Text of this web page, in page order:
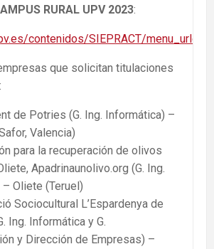
RURAL UPV 2023:
contenidos/SIEPRACT/
que solicitan titulaciones
de Potries (G. Ing. Informática) –
Valencia)
para la recuperación de olivos
Apadrinaunolivo.org (G. Ing.
Oliete (Teruel)
Sociocultural L’Espardenya de
Ing. Informática y G.
y Dirección de Empresas) –